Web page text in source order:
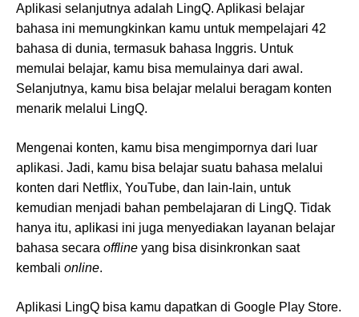
Aplikasi selanjutnya adalah LingQ. Aplikasi belajar
bahasa ini memungkinkan kamu untuk mempelajari 42
bahasa di dunia, termasuk bahasa Inggris. Untuk
memulai belajar, kamu bisa memulainya dari awal.
Selanjutnya, kamu bisa belajar melalui beragam konten
menarik melalui LingQ.
Mengenai konten, kamu bisa mengimpornya dari luar
aplikasi. Jadi, kamu bisa belajar suatu bahasa melalui
konten dari Netflix, YouTube, dan lain-lain, untuk
kemudian menjadi bahan pembelajaran di LingQ. Tidak
hanya itu, aplikasi ini juga menyediakan layanan belajar
bahasa secara offline yang bisa disinkronkan saat
kembali online.
Aplikasi LingQ bisa kamu dapatkan di Google Play Store.